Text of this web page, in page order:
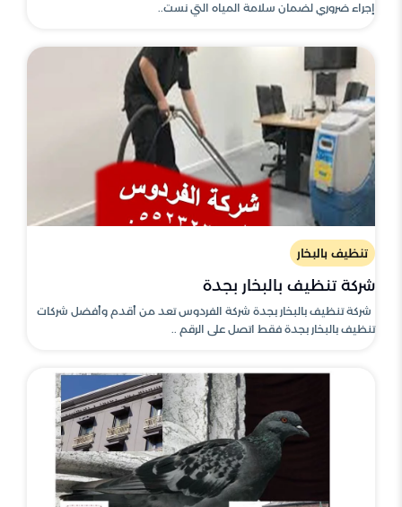
إجراء ضروري لضمان سلامة المياه التي نست..
تنظيف بالبخار
شركة تنظيف بالبخار بجدة
شركة تنظيف بالبخار بجدة شركة الفردوس تعد من أقدم وأفضل شركات
تنظيف بالبخار بجدة فقط اتصل على الرقم ..